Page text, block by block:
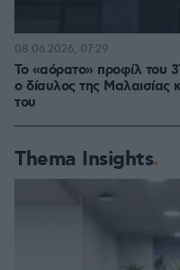
Το «αόρατο» προφίλ του
ο δίαυλος της Μαλαισίας
του
08.06.2026, 07:29
Thema Insights